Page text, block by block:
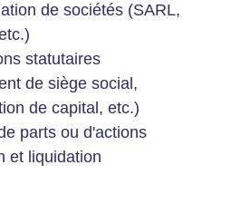
de sociétés (SARL,
statutaires
de siège social,
de capital, etc.)
parts ou d'actions
et liquidation